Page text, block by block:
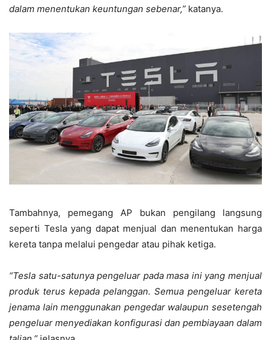
dalam menentukan keuntungan sebenar,” katanya.
Tambahnya, pemegang AP bukan pengilang langsung
seperti Tesla yang dapat menjual dan menentukan harga
kereta tanpa melalui pengedar atau pihak ketiga.
“Tesla satu-satunya pengeluar pada masa ini yang menjual
produk terus kepada pelanggan. Semua pengeluar kereta
jenama lain menggunakan pengedar walaupun sesetengah
pengeluar menyediakan konfigurasi dan pembiayaan dalam